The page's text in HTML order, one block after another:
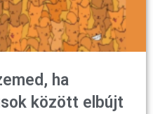
ha
között elbújt